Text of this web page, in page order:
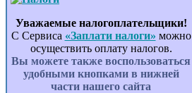
Уважаемые налогоплательщики!
С Сервиса «Заплати налоги» можно
осуществить оплату налогов.
Вы можете также воспользоваться
удобными кнопками в нижней
части нашего сайта